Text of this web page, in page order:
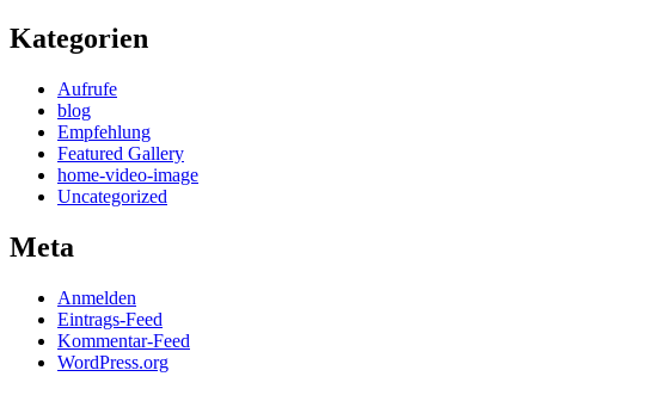
Kategorien
Aufrufe
blog
Empfehlung
Featured Gallery
home-video-image
Uncategorized
Meta
Anmelden
Eintrags-Feed
Kommentar-Feed
WordPress.org